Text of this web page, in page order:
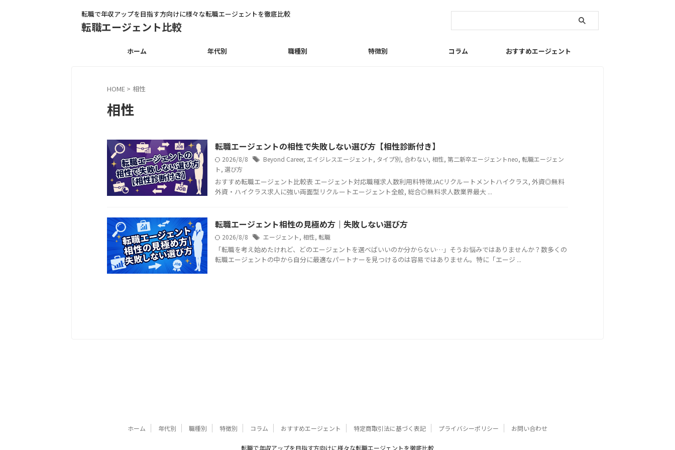
転職で年収アップを目指す方向けに様々な転職エージェントを徹底比較
転職エージェント比較
ホーム 年代別 職種別 特徴別 コラム おすすめエージェント
HOME > 相性
相性
転職エージェントの相性で失敗しない選び方【相性診断付き】
2026/8/8 Beyond Career, エイジレスエージェント, タイプ別, 合わない, 相性, 第二新卒エージェントneo, 転職エージェン
ト, 選び方
おすすめ転職エージェント比較表 エージェント対応職種求人数利用料特徴JACリクルートメントハイクラス, 外資◎無料
外資・ハイクラス求人に強い両面型リクルートエージェント全般, 総合◎無料求人数業界最大 ...
転職エージェント相性の見極め方｜失敗しない選び方
2026/8/8 エージェント, 相性, 転職
「転職を考え始めたけれど、どのエージェントを選べばいいのか分からない…」そうお悩みではありませんか？数多くの
転職エージェントの中から自分に最適なパートナーを見つけるのは容易ではありません。特に「エージ ...
ホーム 年代別 職種別 特徴別 コラム おすすめエージェント 特定商取引法に基づく表記 プライバシーポリシー お問い合わせ
転職で年収アップを目指す方向けに様々な転職エージェントを徹底比較